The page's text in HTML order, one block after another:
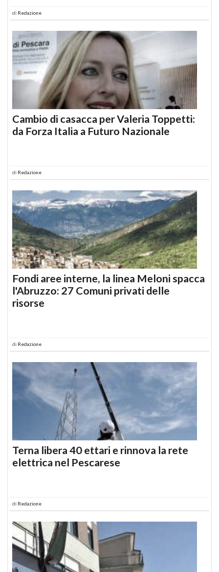
di Redazione
Cambio di casacca per Valeria Toppetti:
da Forza Italia a Futuro Nazionale
di Redazione
Fondi aree interne, la linea Meloni spacca
l'Abruzzo: 27 Comuni privati delle
risorse
di Redazione
Terna libera 40 ettari e rinnova la rete
elettrica nel Pescarese
di Redazione